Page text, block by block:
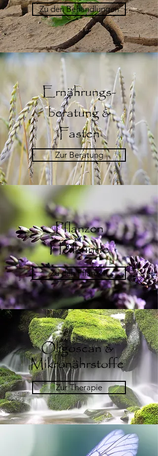
Zu den Behandlungen
Ernährungs-
beratung &
Fasten
Zur Beratung
Pflanzen
Heilkunde
Zu den Pflanzen
Oligoscan &
Mikronährstoffe
Zur Therapie